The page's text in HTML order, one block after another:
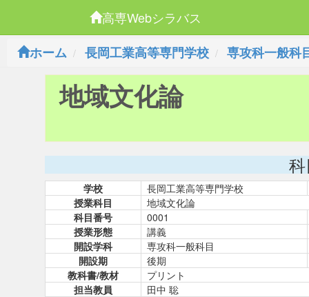
高専Webシラバス
ホーム
長岡工業高等専門学校 専攻科一般科
地域文化論
学校
長岡工業高等専門学校
授業科目
地域文化論
科目番号
0001
授業形態
講義
開設学科
専攻科一般科目
開設期
後期
教科書/教材
プリント
担当教員
田中 聡